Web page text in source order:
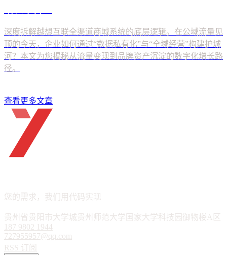
查看更多文章
您的需求，我们用代码实现
贵州省贵阳市大学城贵州师范大学国家大学科技园御物楼A区
187 9802 1944
727955957@qq.com
RSS 订阅